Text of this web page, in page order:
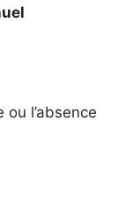
l’absence